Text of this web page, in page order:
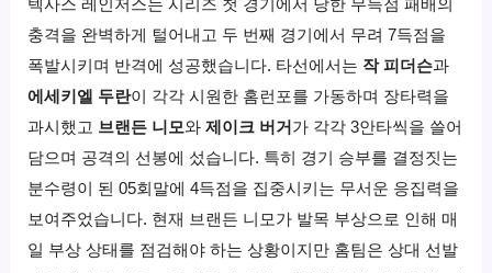
텍사스 레인저스는 시리즈 첫 경기에서 당한 무득점 패배의
충격을 완벽하게 털어내고 두 번째 경기에서 무려 7득점을
폭발시키며 반격에 성공했습니다. 타선에서는 작 피더슨과
에세키엘 두란이 각각 시원한 홈런포를 가동하며 장타력을
과시했고 브랜든 니모와제이크 버거 가 각각 3안타씩을 쓸어
담으며 공격의 선봉에 섰습니다. 특히 경기 승부를 결정짓는
분수령이 된 05회말에 4득점을 집중시키는 무서운 응집력을
보여주었습니다. 현재 브랜든 니모가 발목 부상으로 인해 매
일 부상 상태를 점검해야 하는 상황이지만 홈팀은 상대 선발